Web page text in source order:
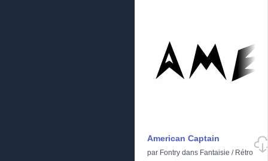
American Captain
par Fontry dans Fantaisie / Rétro